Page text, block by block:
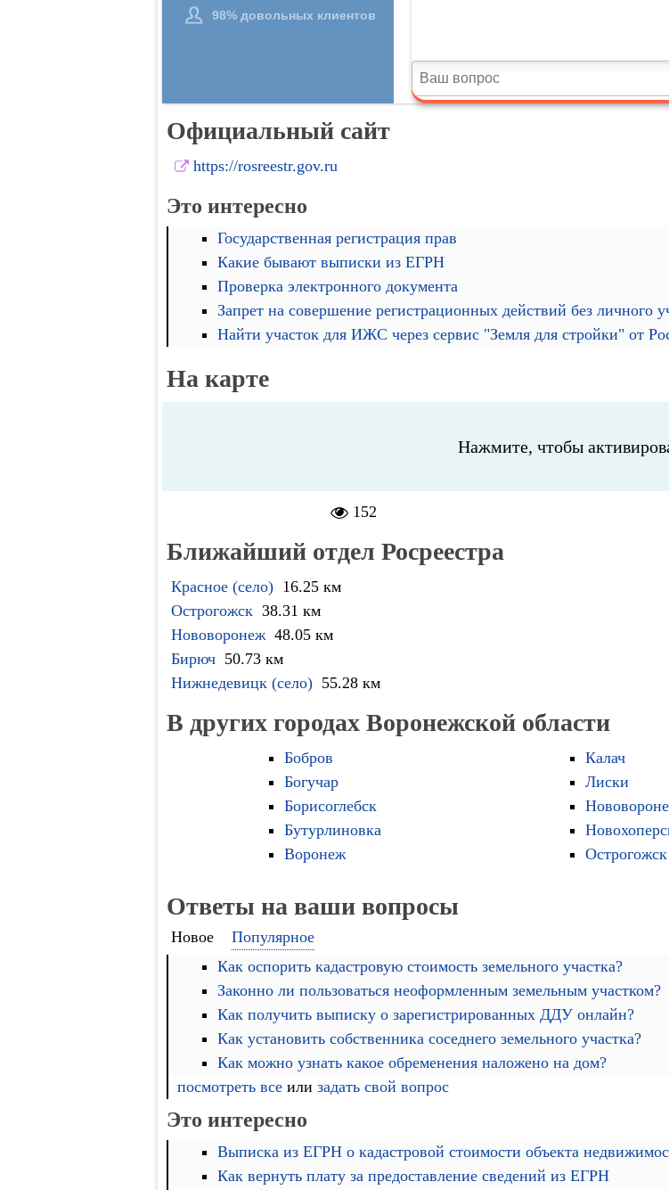
Официальный сайт
https://rosreestr.gov.ru
Это интересно
Государственная регистрация прав
Какие бывают выписки из ЕГРН
Проверка электронного документа
Запрет на совершение регистрационных действий без личного
Найти участок для ИЖС через сервис "Земля для стройки" от
На карте
Нажмите, чтобы
152
Ближайший отдел Росреестра
Красное (село) 16.25 км
Острогожск 38.31 км
Нововоронеж 48.05 км
Бирюч 50.73 км
Нижнедевицк (село) 55.28 км
В других городах Воронежской области
Бобров
Богучар
Борисоглебск
Бутурлиновка
Воронеж
Калач
Лиски
Острогожск
Ответы на ваши вопросы
Новое
Популярное
Как оспорить кадастровую стоимость земельного участка?
Законно ли пользоваться неоформленным земельным участком?
Как получить выписку о зарегистрированных ДДУ онлайн?
Как установить собственника соседнего земельного участка?
Как можно узнать какое обременения наложено на дом?
посмотреть все или задать свой вопрос
Это интересно
Выписка из ЕГРН о кадастровой стоимости объекта
Как вернуть плату за предоставление сведений из ЕГРН